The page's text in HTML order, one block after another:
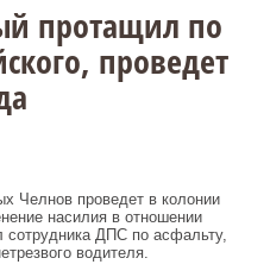
протащил по
проведет
Челнов проведет в колонии
насилия в отношении
ДПС по асфальту,
водителя.